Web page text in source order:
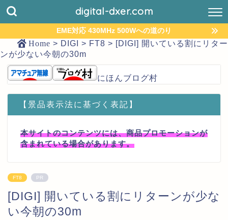
digital-dxer.com
EME対応 430MHz 500Wへの道のり
Home > DIGI > FT8 > [DIGI] 開いている割にリター
ンが少ない今朝の30m
にほんブログ村
【景品表示法に基づく表記】
本サイトのコンテンツには、商品プロモーションが
含まれている場合があります。
FT8 PR
[DIGI] 開いている割にリターンが少な
い今朝の30m